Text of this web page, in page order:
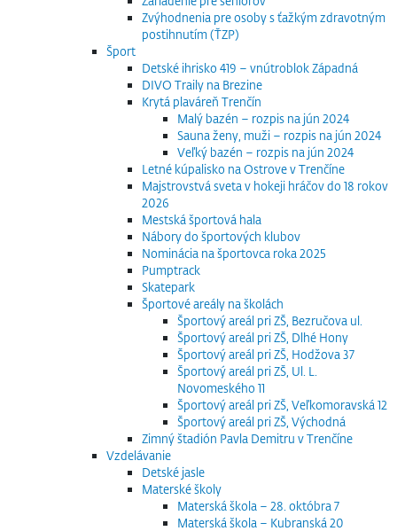
Zvýhodnenia pre osoby s ťažkým zdravotným
postihnutím (ŤZP)
Šport
Detské ihrisko 419 – vnútroblok Západná
DIVO Traily na Brezine
Krytá plaváreň Trenčín
Malý bazén – rozpis na jún 2024
Sauna ženy, muži – rozpis na jún 2024
Veľký bazén – rozpis na jún 2024
Letné kúpalisko na Ostrove v Trenčíne
Majstrovstvá sveta v hokeji hráčov do 18 rokov
2026
Mestská športová hala
Nábory do športových klubov
Nominácia na športovca roka 2025
Pumptrack
Skatepark
Športové areály na školách
Športový areál pri ZŠ, Bezručova ul.
Športový areál pri ZŠ, Dlhé Hony
Športový areál pri ZŠ, Hodžova 37
Športový areál pri ZŠ, Ul. L.
Novomeského 11
Športový areál pri ZŠ, Veľkomoravská 12
Športový areál pri ZŠ, Východná
Zimný štadión Pavla Demitru v Trenčíne
Vzdelávanie
Detské jasle
Materské školy
Materská škola – 28. októbra 7
Materská škola – Kubranská 20